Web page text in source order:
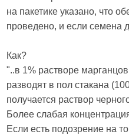
на пакетике указано, что
проведено, и если семена
Как?
"..в 1% растворе
разводят в пол стакана
получается раствор
Более слабая
Если есть подозрение на